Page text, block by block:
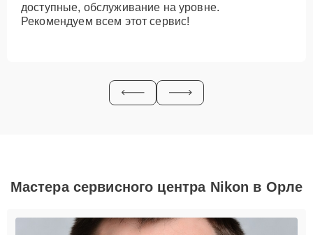
доступные, обслуживание на уровне.
Рекомендуем всем этот сервис!
Мастера сервисного центра Nikon в Орле